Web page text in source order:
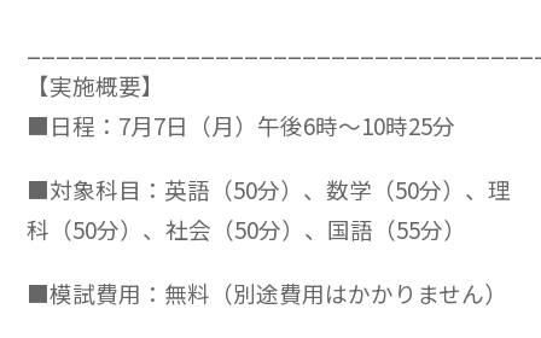
【実施概要】
■日程：7月7日（月）午後6時～10時25分
■対象科目：英語（50分）、数学（50分）、理
科（50分）、社会（50分）、国語（55分）
■模試費用：無料（別途費用はかかりません）